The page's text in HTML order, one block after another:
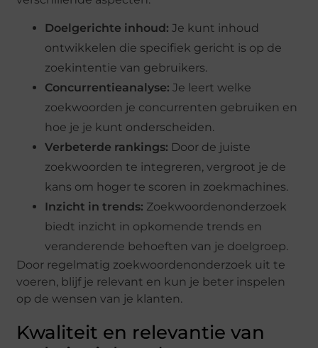
Doelgerichte inhoud: Je kunt inhoud
ontwikkelen die specifiek gericht is op de
zoekintentie van gebruikers.
Concurrentieanalyse: Je leert welke
zoekwoorden je concurrenten gebruiken en
hoe je je kunt onderscheiden.
Verbeterde rankings: Door de juiste
zoekwoorden te integreren, vergroot je de
kans om hoger te scoren in zoekmachines.
Inzicht in trends: Zoekwoordenonderzoek
biedt inzicht in opkomende trends en
veranderende behoeften van je doelgroep.
Door regelmatig zoekwoordenonderzoek uit te
voeren, blijf je relevant en kun je beter inspelen
op de wensen van je klanten.
Kwaliteit en relevantie van